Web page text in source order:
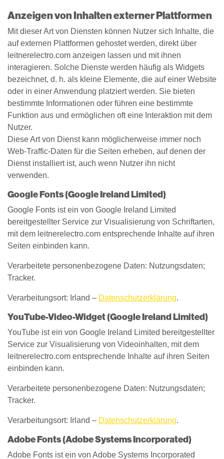
Anzeigen von Inhalten externer Plattformen
Mit dieser Art von Diensten können Nutzer sich Inhalte, die
auf externen Plattformen gehostet werden, direkt über
leitnerelectro.com anzeigen lassen und mit ihnen
interagieren. Solche Dienste werden häufig als Widgets
bezeichnet, d. h. als kleine Elemente, die auf einer Website
oder in einer Anwendung platziert werden. Sie bieten
bestimmte Informationen oder führen eine bestimmte
Funktion aus und ermöglichen oft eine Interaktion mit dem
Nutzer.
Diese Art von Dienst kann möglicherweise immer noch
Web-Traffic-Daten für die Seiten erheben, auf denen der
Dienst installiert ist, auch wenn Nutzer ihn nicht
verwenden.
Google Fonts (Google Ireland Limited)
Google Fonts ist ein von Google Ireland Limited
bereitgestellter Service zur Visualisierung von Schriftarten,
mit dem leitnerelectro.com entsprechende Inhalte auf ihren
Seiten einbinden kann.
Verarbeitete personenbezogene Daten: Nutzungsdaten;
Tracker.
Verarbeitungsort: Irland – Datenschutzerklärung.
YouTube-Video-Widget (Google Ireland Limited)
YouTube ist ein von Google Ireland Limited bereitgestellter
Service zur Visualisierung von Videoinhalten, mit dem
leitnerelectro.com entsprechende Inhalte auf ihren Seiten
einbinden kann.
Verarbeitete personenbezogene Daten: Nutzungsdaten;
Tracker.
Verarbeitungsort: Irland – Datenschutzerklärung.
Adobe Fonts (Adobe Systems Incorporated)
Adobe Fonts ist ein von Adobe Systems Incorporated